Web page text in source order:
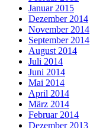
Januar 2015
Dezember 2014
November 2014
September 2014
August 2014
Juli 2014
Juni 2014
Mai 2014
April 2014
März 2014
Februar 2014
Dezember 2013